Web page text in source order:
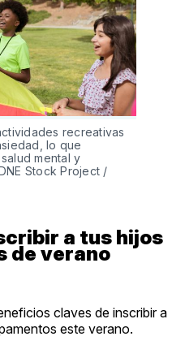
recreativas
lo que
mental y
Stock Project /
a tus hijos
de verano
claves de inscribir a
este verano.